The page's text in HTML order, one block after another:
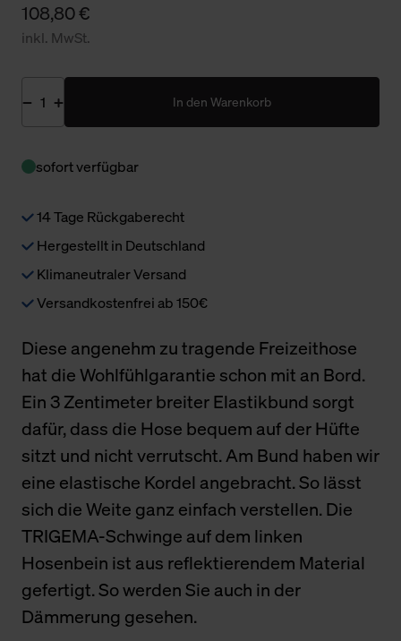
108,80 €
inkl. MwSt.
In den Warenkorb
sofort verfügbar
14 Tage Rückgaberecht
Hergestellt in Deutschland
Klimaneutraler Versand
Versandkostenfrei ab 150€
Diese angenehm zu tragende Freizeithose
hat die Wohlfühlgarantie schon mit an Bord.
Ein 3 Zentimeter breiter Elastikbund sorgt
dafür, dass die Hose bequem auf der Hüfte
sitzt und nicht verrutscht. Am Bund haben wir
eine elastische Kordel angebracht. So lässt
sich die Weite ganz einfach verstellen. Die
TRIGEMA-Schwinge auf dem linken
Hosenbein ist aus reflektierendem Material
gefertigt. So werden Sie auch in der
Dämmerung gesehen.